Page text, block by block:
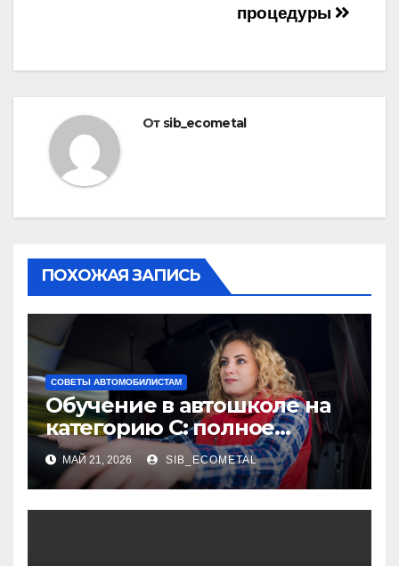
процедуры
От sib_ecometal
ПОХОЖАЯ ЗАПИСЬ
СОВЕТЫ АВТОМОБИЛИСТАМ
Обучение в автошколе на
категорию С: полное
руководство
МАЙ 21, 2026 SIB_ECOMETAL